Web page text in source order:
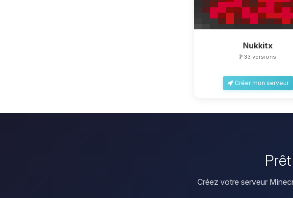
Nukkitx
33 versions
Créer mon serveur
Créez votre serveur